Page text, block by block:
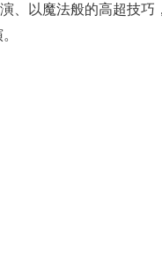
、以魔法般的高超技巧